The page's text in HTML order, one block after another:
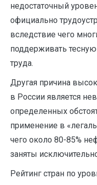
недостаточный
официально
вследствие чего
поддерживать
труда.
Другая причина
в России является
определенных
применение в
чего около 80-85%
заняты
Рейтинг стран по